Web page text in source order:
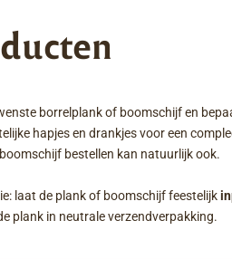
borrelplank of boomschijf en
hapjes en drankjes voor een
bestellen kan natuurlijk ook.
laat de plank of boomschijf feestelijk
plank in neutrale verzendverpakking.